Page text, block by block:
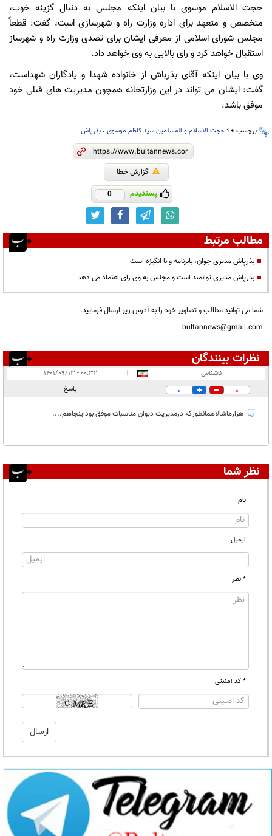
حجت الاسلام موسوی با بیان اینکه مجلس به دنبال گزینه خوب،
متخصص و متعهد برای اداره وزارت راه و شهرسازی است، گفت: قطعاً
مجلس شورای اسلامی از معرفی ایشان برای تصدی وزارت راه و شهرساز
استقبال خواهد کرد و رای بالایی به وی خواهد داد.
وی با بیان اینکه آقای بذرباش از خانواده شهدا و یادگاران شهداست،
گفت: ایشان می تواند در این وزارتخانه همچون مدیریت های قبلی خود
موفق باشد.
برچسب ها: حجت الاسلام و المسلمین سید کاظم موسوی ، بذرپاش
گزارش خطا
پسندیدم 0
مطالب مرتبط
بذرپاش مدیری جوان، بابرنامه و با انگیزه است
بذرپاش مدیری توانمند است و مجلس به وی رای اعتماد می دهد
شما می توانید مطالب و تصاویر خود را به آدرس زیر ارسال فرمایید.
bultannews@gmail.com
نظرات بینندگان
در انتظار بررسی:
ناشناس |
|
۰۰:۳۲ - ۱۴۰۱/۰۹/۱۳
0
0 پاسخ
هزارماشالاهمانطورکه درمدیریت دیوان مناسبات موفق بوداینجاهم....
نظر شما
نام
ایمیل
* نظر
* کد امنیتی